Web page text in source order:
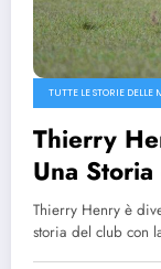
TUTTE LE STORIE DELLE
Thierry
Una
Thierry Henry è
storia del club con